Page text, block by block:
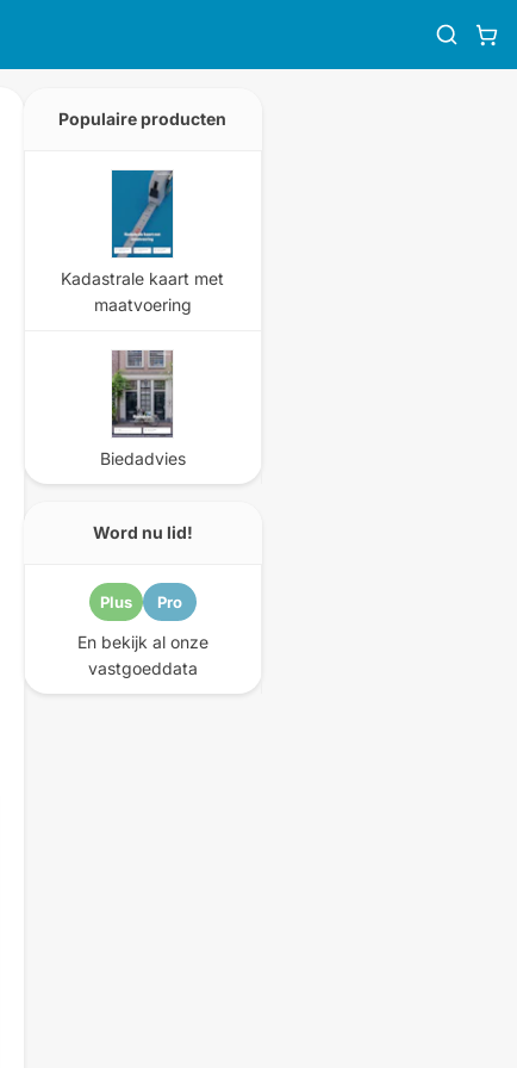
Populaire producten
Kadastrale kaart met
maatvoering
Biedadvies
Word nu lid!
Plus Pro
En bekijk al onze
vastgoeddata